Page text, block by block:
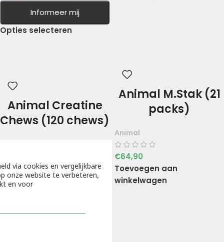
Informeer mij
Opties selecteren
Animal Creatine
Chews (120 chews)
€44,90
Opties selecteren
Animal M.Stak (21
packs)
Animal
€64,90
Toevoegen aan
winkelwagen
via cookies en vergelijkbare
onze website te verbeteren,
en voor